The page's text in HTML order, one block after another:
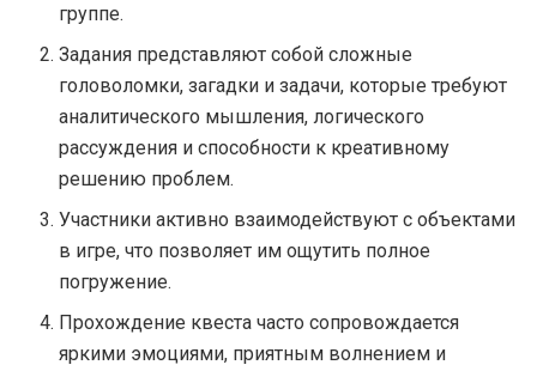
группе.
Задания представляют собой сложные
головоломки, загадки и задачи, которые требуют
аналитического мышления, логического
рассуждения и способности к креативному
решению проблем.
Участники активно взаимодействуют с объектами
в игре, что позволяет им ощутить полное
погружение.
Прохождение квеста часто сопровождается
яркими эмоциями, приятным волнением и